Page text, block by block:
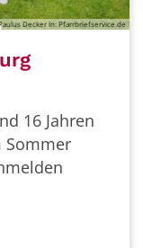
Decker In: Pfarrbriefservice.de
16 Jahren
Sommer